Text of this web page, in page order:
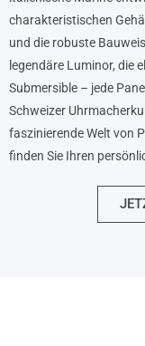
charakteristischen
und die robuste
legendäre Luminor, die
Submersible – jede
Schweizer
faszinierende Welt von
finden Sie Ihren